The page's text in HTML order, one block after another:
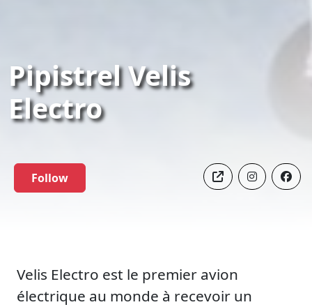
Pipistrel Velis
Electro
Follow
Velis Electro est le premier avion
électrique au monde à recevoir un